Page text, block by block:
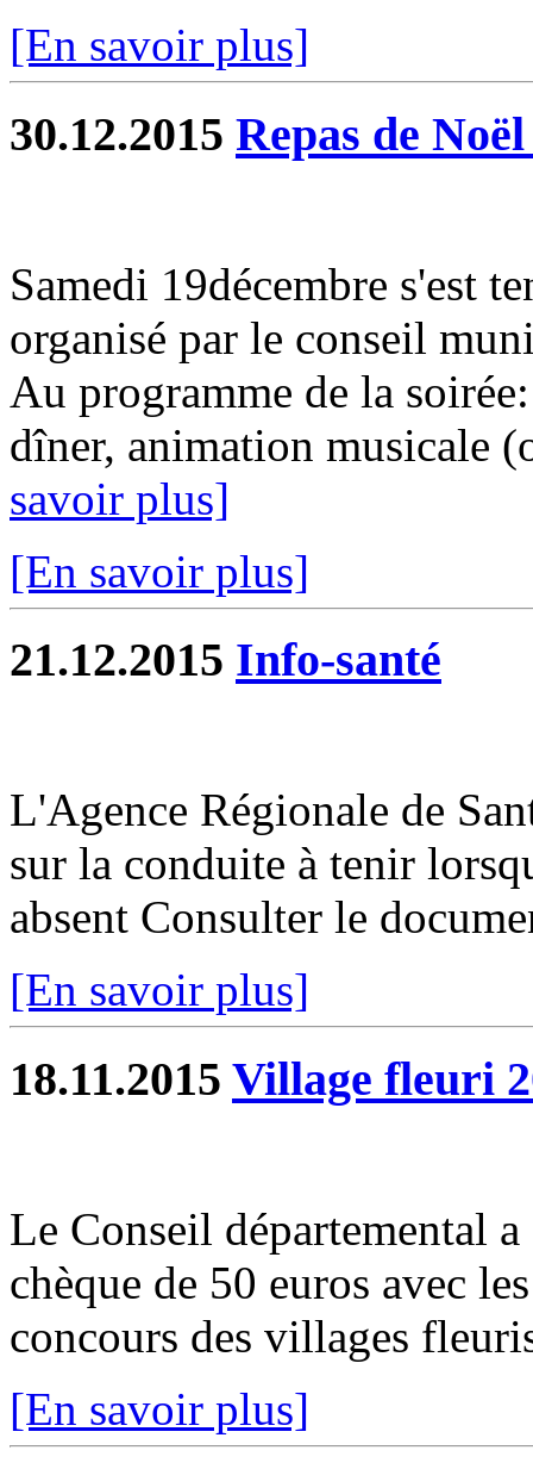
[En savoir plus]
30.12.2015 Repas de
Samedi 19décembre s'est
organisé par le conseil
Au programme de la
dîner, animation musicale
savoir plus]
[En savoir plus]
21.12.2015 Info-santé
L'Agence Régionale de
sur la conduite à tenir
absent Consulter le
[En savoir plus]
18.11.2015 Village fleuri
Le Conseil départemental
chèque de 50 euros avec
concours des villages
[En savoir plus]